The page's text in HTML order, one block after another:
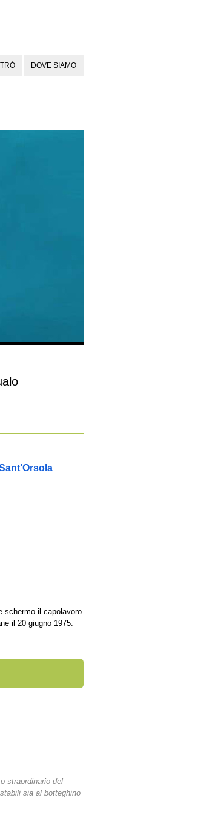
DOVE SIAMO
schermo il capolavoro
il 20 giugno 1975.
straordinario del
sia al botteghino